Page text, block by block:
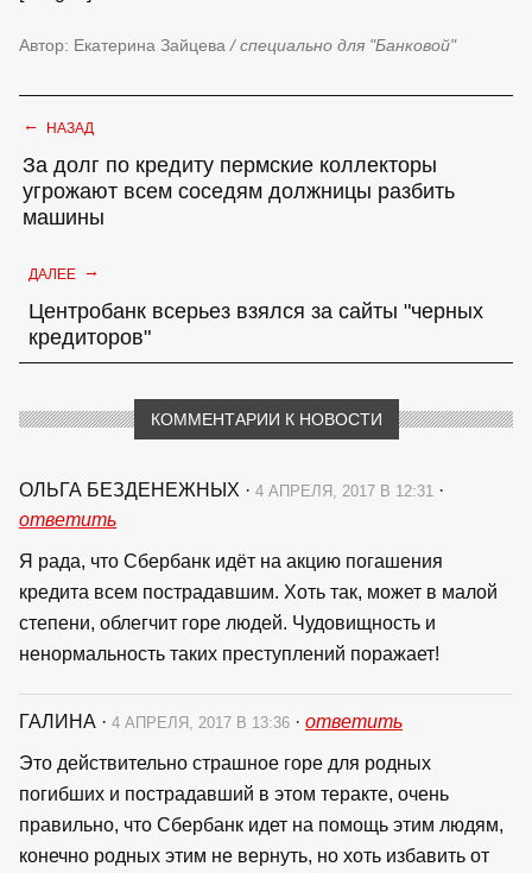
Автор: Екатерина Зайцева / специально для "Банковой"
← НАЗАД
За долг по кредиту пермские коллекторы
угрожают всем соседям должницы разбить
машины
ДАЛЕЕ →
Центробанк всерьез взялся за сайты "черных
кредиторов"
КОММЕНТАРИИ К НОВОСТИ
ОЛЬГА БЕЗДЕНЕЖНЫХ · 4 АПРЕЛЯ, 2017 В 12:31
·
ответить
Я рада, что Сбербанк идёт на акцию погашения
кредита всем пострадавшим. Хоть так, может в малой
степени, облегчит горе людей. Чудовищность и
ненормальность таких преступлений поражает!
ГАЛИНА · 4 АПРЕЛЯ, 2017 В 13:36 · ответить
Это действительно страшное горе для родных
погибших и пострадавший в этом теракте, очень
правильно, что Сбербанк идет на помощь этим людям,
конечно родных этим не вернуть, но хоть избавить от